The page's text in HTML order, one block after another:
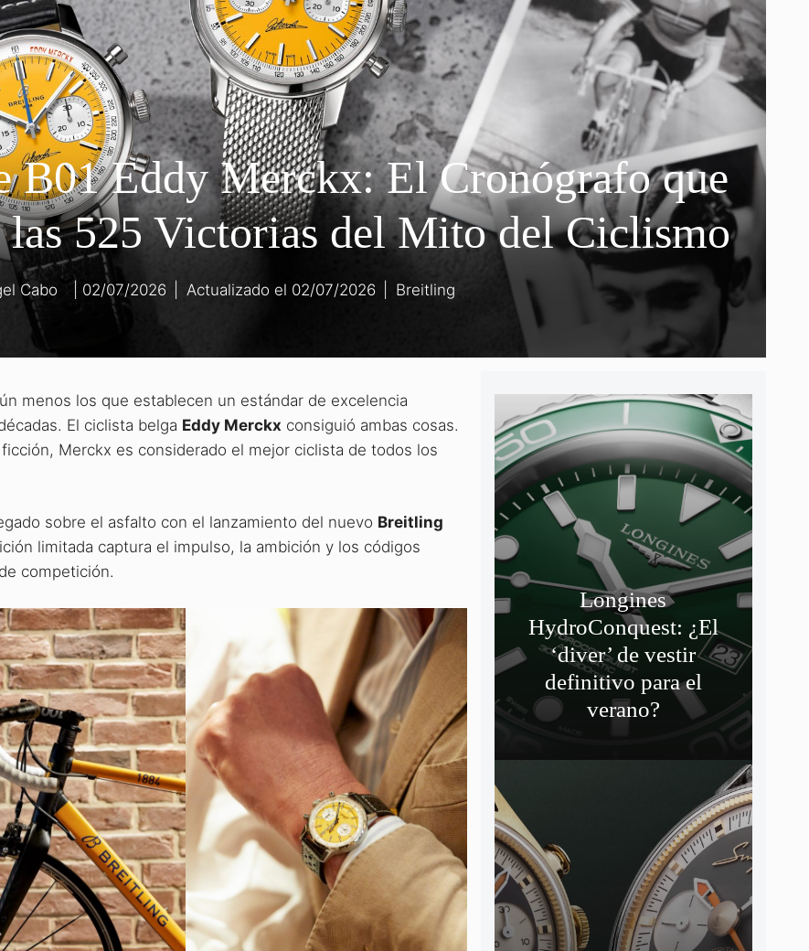
B01 Eddy Merckx: El Cronógrafo que
las 525 Victorias del Mito del Ciclismo
Cabo 02/07/2026
02/07/2026 Breitling
menos los que establecen un estándar de excelencia
El ciclista belga Eddy Merckx consiguió ambas cosas.
Merckx es considerado el mejor ciclista de todos los
sobre el asfalto con el lanzamiento del nuevo Breitling
limitada captura el impulso, la ambición y los códigos
competición.
Longines
HydroConquest: ¿El
‘diver’ de vestir
definitivo para el
verano?